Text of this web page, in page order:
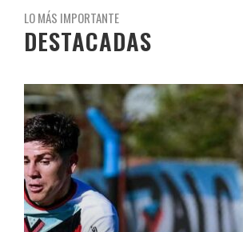
LO MÁS IMPORTANTE
DESTACADAS